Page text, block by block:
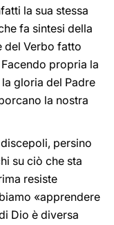
la sua stessa
fa sintesi della
del Verbo fatto
propria la
gloria del Padre
la nostra
persino
su ciò che sta
resiste
«apprendere
Dio è diversa